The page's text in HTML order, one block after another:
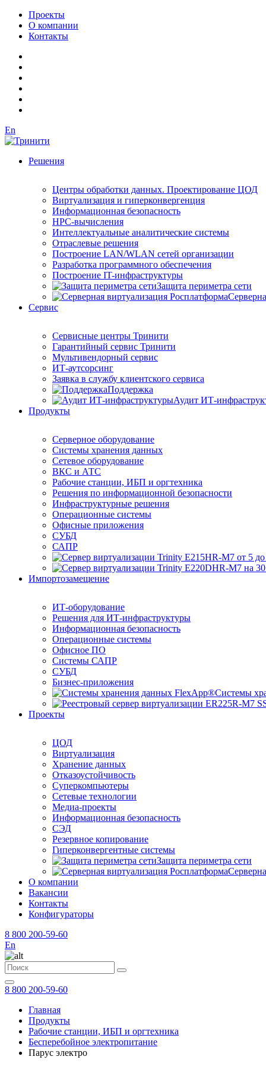
Проекты
О компании
Контакты
En
Решения
Центры обработки данных. Проектирование ЦОД
Виртуализация и гиперконвергенция
Информационная безопасность
HPC-вычисления
Интеллектуальные аналитические системы
Отраслевые решения
Построение LAN/WLAN сетей организации
Разработка программного обеспечения
Построение IT-инфраструктуры
Защита периметра сети
Сервис
Сервисные центры Тринити
Гарантийный сервис Тринити
Мультивендорный сервис
ИТ-аутсорсинг
Заявка в службу клиентского сервиса
Поддержка
Аудит ИТ-
Продукты
Серверное оборудование
Системы хранения данных
Сетевое оборудование
ВКС и АТС
Рабочие станции, ИБП и оргтехника
Решения по информационной безопасности
Инфраструктурные решения
Операционные системы
Офисные приложения
СУБД
САПР
Импортозамещение
ИТ-оборудование
Решения для ИТ-инфраструктуры
Информационная безопасность
Операционные системы
Офисное ПО
Системы САПР
СУБД
Бизнес-приложения
Системы
Проекты
ЦОД
Виртуализация
Хранение данных
Отказоустойчивость
Суперкомпьютеры
Сетевые технологии
Медиа-проекты
Информационная безопасность
СЭД
Резервное копирование
Гиперконвергентные системы
Защита периметра сети
О компании
Вакансии
Контакты
Конфигураторы
8 800 200-59-60
En
8 800 200-59-60
Главная
Продукты
Рабочие станции, ИБП и оргтехника
Бесперебойное электропитание
Парус электро